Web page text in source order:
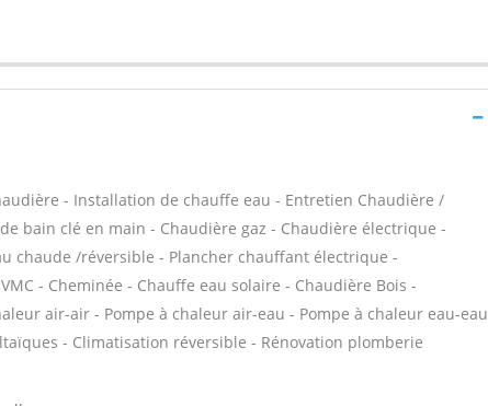
- Installation de chauffe eau - Entretien Chaudière /
bain clé en main - Chaudière gaz - Chaudière électrique -
chaude /réversible - Plancher chauffant électrique -
- Cheminée - Chauffe eau solaire - Chaudière Bois -
air-air - Pompe à chaleur air-eau - Pompe à chaleur eau-eau
- Climatisation réversible - Rénovation plomberie